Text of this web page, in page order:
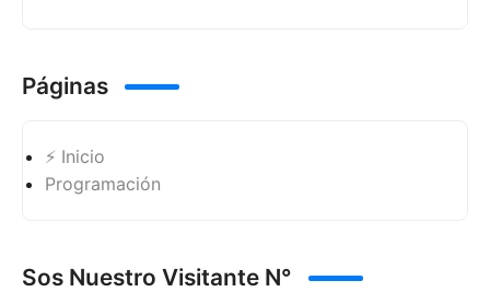
Páginas
⚡ Inicio
Programación
Sos Nuestro Visitante N°